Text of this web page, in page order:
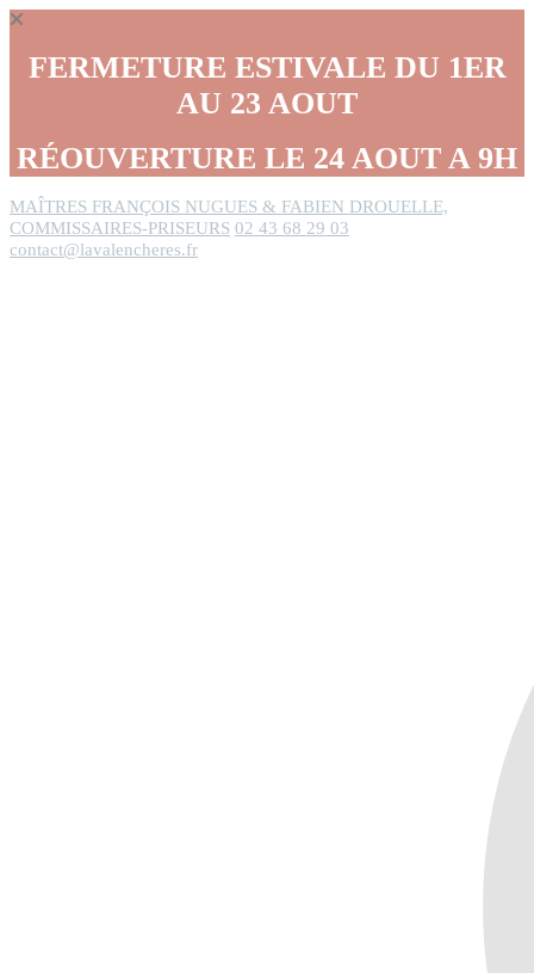
FERMETURE ESTIVALE DU 1ER
AU 23 AOUT
RÉOUVERTURE LE 24 AOUT A 9H
MAÎTRES FRANÇOIS NUGUES & FABIEN DROUELLE,
COMMISSAIRES-PRISEURS 02 43 68 29 03
contact@lavalencheres.fr
Panneau de gestion des cookies